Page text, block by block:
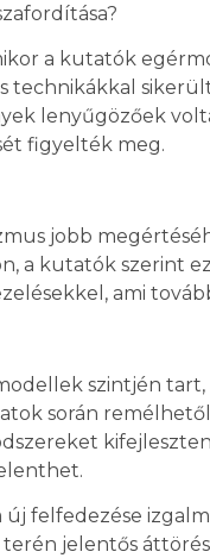
a kutatók
technikákkal
lenyűgözőek
figyelték meg.
jobb
a kutatók szerint
ami
szintjén
során
felfedezése
jelentős